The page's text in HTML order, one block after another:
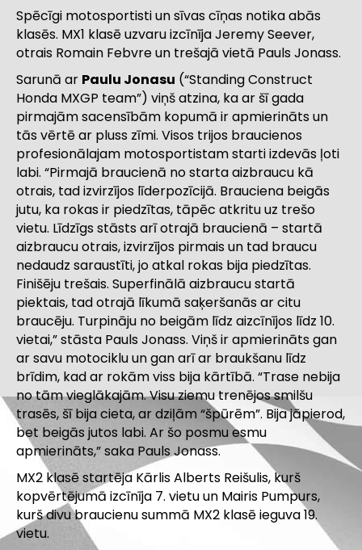
Spēcīgi motosportisti un sīvas cīņas notika abās
klasēs. MX1 klasē uzvaru izcīnīja Jeremy Seever,
otrais Romain Febvre un trešajā vietā Pauls Jonass.
Sarunā ar Paulu Jonasu (“Standing Construct
Honda MXGP team”) viņš atzina, ka ar šī gada
pirmajām sacensībām kopumā ir apmierināts un
tās vērtē ar pluss zīmi. Visos trijos braucienos
profesionālajam motosportistam starti izdevās ļoti
labi. “Pirmajā braucienā no starta aizbraucu kā
otrais, tad izvirzījos līderpozīcijā. Brauciena beigās
jutu, ka rokas ir piedzītas, tāpēc atkritu uz trešo
vietu. Līdzīgs stāsts arī otrajā braucienā – startā
aizbraucu otrais, izvirzījos pirmais un tad braucu
nedaudz saraustīti, jo atkal rokas bija piedzītas.
Finišēju trešais. Superfinālā aizbraucu startā
piektais, tad otrajā līkumā saķeršanās ar citu
braucēju. Turpināju no beigām līdz aizcīnījos līdz 10.
vietai,” stāsta Pauls Jonass. Viņš ir apmierināts gan
ar savu motociklu un gan arī ar braukšanu līdz
brīdim, kad ar rokām viss bija kārtībā. “Trase nebija
no tām vieglākajām. Visu ziemu trenējos smilšu
trasēs, šī bija cieta, ar dziļām “špūrēm”. Bija jāpierod,
bet beigās jutos labi. Ar šo posmu esmu
apmierināts,” saka Pauls Jonass.
MX2 klasē startēja Kārlis Alberts Reišulis, kurš
kopvērtējumā izcīnīja 7. vietu un Mairis Pumpurs,
kurš divu braucienu summā MX2 klasē ieguva 19.
vietu.